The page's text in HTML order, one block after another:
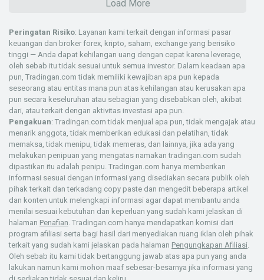
Load More
Peringatan Risiko: Layanan kami terkait dengan informasi pasar
keuangan dan broker forex, kripto, saham, exchange yang berisiko
tinggi — Anda dapat kehilangan uang dengan cepat karena leverage,
oleh sebab itu tidak sesuai untuk semua investor. Dalam keadaan apa
pun, Tradingan.com tidak memiliki kewajiban apa pun kepada
seseorang atau entitas mana pun atas kehilangan atau kerusakan apa
pun secara keseluruhan atau sebagian yang disebabkan oleh, akibat
dari, atau terkait dengan aktivitas investasi apa pun.
Pengakuan: Tradingan.com tidak menjual apa pun, tidak mengajak atau
menarik anggota, tidak memberikan edukasi dan pelatihan, tidak
memaksa, tidak menipu, tidak memeras, dan lainnya, jika ada yang
melakukan penipuan yang mengatas namakan tradingan.com sudah
dipastikan itu adalah penipu. Tradingan.com hanya memberikan
informasi sesuai dengan informasi yang disediakan secara publik oleh
pihak terkait dan terkadang copy paste dan mengedit beberapa artikel
dan konten untuk melengkapi informasi agar dapat membantu anda
menilai sesuai kebutuhan dan keperluan yang sudah kami jelaskan di
halaman Penafian. Tradingan.com hanya mendapatkan komisi dari
program afiliasi serta bagi hasil dari menyediakan ruang iklan oleh pihak
terkait yang sudah kami jelaskan pada halaman Pengungkapan Afiliasi.
Oleh sebab itu kami tidak bertanggung jawab atas apa pun yang anda
lakukan namun kami mohon maaf sebesar-besarnya jika informasi yang